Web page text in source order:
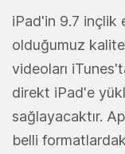
iPad'in 9.7 inçlik
olduğumuz
videoları
direkt iPad'e
sağlayacaktır.
belli